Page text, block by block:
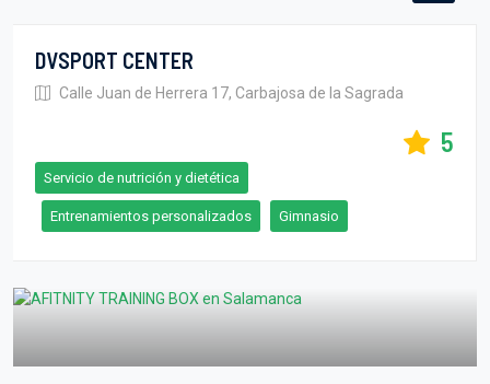
DVSPORT CENTER
Calle Juan de Herrera 17, Carbajosa de la Sagrada
5
Servicio de nutrición y dietética
Entrenamientos personalizados Gimnasio